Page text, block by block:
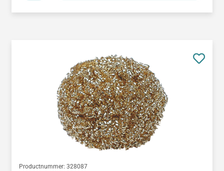
Productnummer: 328087